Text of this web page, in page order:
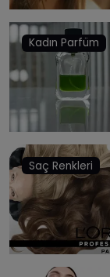
Kadın Parfüm
Saç Renkleri